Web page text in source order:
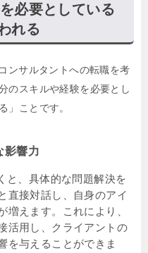
必要としている
れる
ンサルタントへの転職を考
のスキルや経験を必要とし
」ことです。
影響力
と、具体的な問題解決を
直接対話し、自身のアイ
増えます。これにより、
活用し、クライアントの
を与えることができま